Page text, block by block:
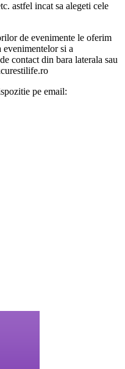
astfel incat sa alegeti cele
de evenimente le oferim
evenimentelor si a
contact din bara laterala sau
pe email: